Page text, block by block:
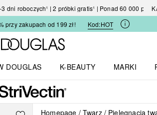
dni roboczych¹ | 2 próbki gratis¹ | Ponad 60 000
przy zakupach od 199 zł!
Kod:HOT
Strona główna Douglas
DOUGLAS
K-BEAUTY
MARKI
Homepage Twarz Pielęgnacja